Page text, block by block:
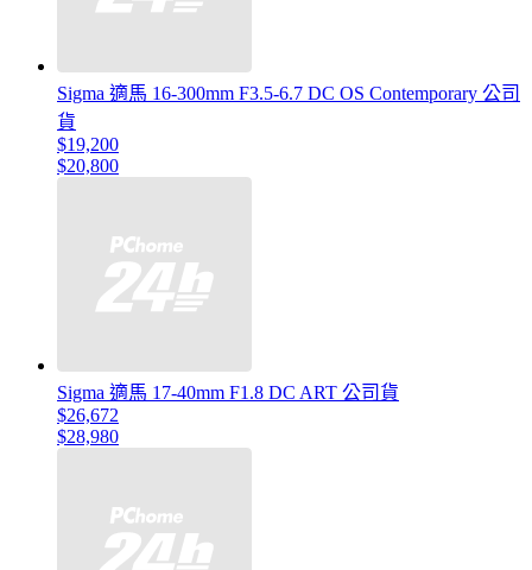
Sigma 適馬 16-300mm F3.5-6.7 DC OS Contemporary 公司
貨
$19,200
$20,800
Sigma 適馬 17-40mm F1.8 DC ART 公司貨
$26,672
$28,980